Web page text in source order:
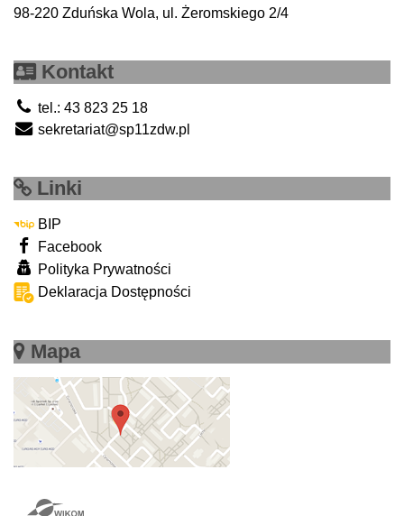
98-220 Zduńska Wola, ul. Żeromskiego 2/4
Kontakt
tel.: 43 823 25 18
sekretariat@sp11zdw.pl
Linki
BIP
Facebook
Polityka Prywatności
Deklaracja Dostępności
Mapa